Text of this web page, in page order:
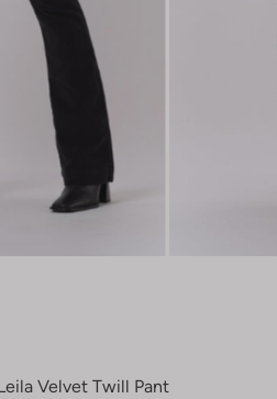
Velvet Twill Pant